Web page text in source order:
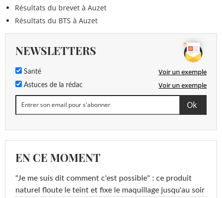
Résultats du brevet à Auzet
Résultats du BTS à Auzet
NEWSLETTERS
Santé Voir un exemple
Astuces de la rédac Voir un exemple
EN CE MOMENT
"Je me suis dit comment c'est possible" : ce produit
naturel floute le teint et fixe le maquillage jusqu'au soir